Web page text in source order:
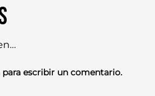
escribir un comentario.